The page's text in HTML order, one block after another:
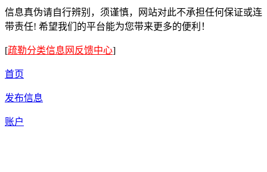
信息真伪请自行辨别，须谨慎，网站对此不承担任何保证或连
带责任! 希望我们的平台能为您带来更多的便利！
[疏勒分类信息网反馈中心]
首页
发布信息
账户